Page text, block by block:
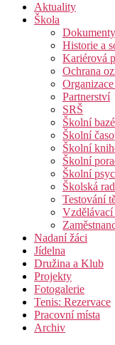
Aktuality
Škola
Dokumenty
Historie a
Kariérová
Ochrana
Partnerství
SRŠ
Školní
Školní
Školní
Školní
Školní
Školská
Testování
Vzdělávací
Nadaní žáci
Jídelna
Družina a Klub
Projekty
Fotogalerie
Tenis: Rezervace
Pracovní místa
Archiv